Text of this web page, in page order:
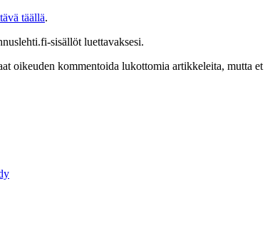
täällä.
sisällöt luettavaksesi.
oikeuden kommentoida lukottomia artikkeleita, mutta